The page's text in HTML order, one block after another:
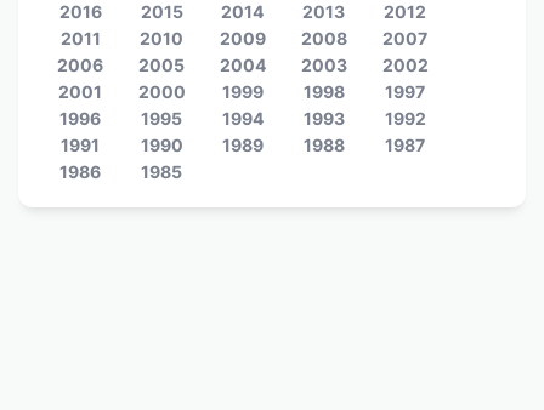
2016
2015 2014 2013
2012
2011
2010 2009 2008
2007
2006
2005 2004 2003
2002
2001
2000 1999 1998
1997
1996
1995 1994 1993
1992
1991
1990 1989 1988
1987
1986
1985